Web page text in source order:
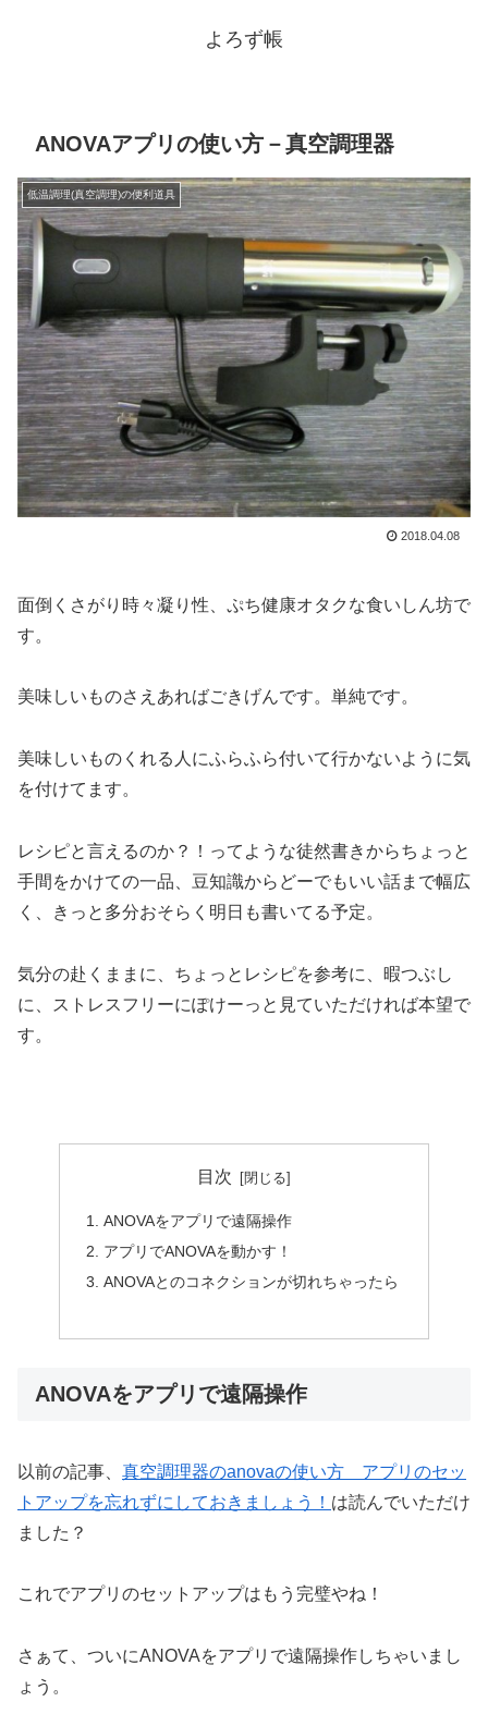
よろず帳
ANOVAアプリの使い方－真空調理器
低温調理(真空調理)の便利道具
2018.04.08
面倒くさがり時々凝り性、ぷち健康オタクな食いしん坊で
す。
美味しいものさえあればごきげんです。単純です。
美味しいものくれる人にふらふら付いて行かないように気
を付けてます。
レシピと言えるのか？！ってような徒然書きからちょっと
手間をかけての一品、豆知識からどーでもいい話まで幅広
く、きっと多分おそらく明日も書いてる予定。
気分の赴くままに、ちょっとレシピを参考に、暇つぶし
に、ストレスフリーにぽけーっと見ていただければ本望で
す。
目次
ANOVAをアプリで遠隔操作
アプリでANOVAを動かす！
ANOVAとのコネクションが切れちゃったら
ANOVAをアプリで遠隔操作
以前の記事、 真空調理器のanovaの使い方 アプリのセッ
トアップを忘れずにしておきましょう！ は読んでいただけ
ました？
これでアプリのセットアップはもう完璧やね！
さぁて、ついにANOVAをアプリで遠隔操作しちゃいまし
ょう。